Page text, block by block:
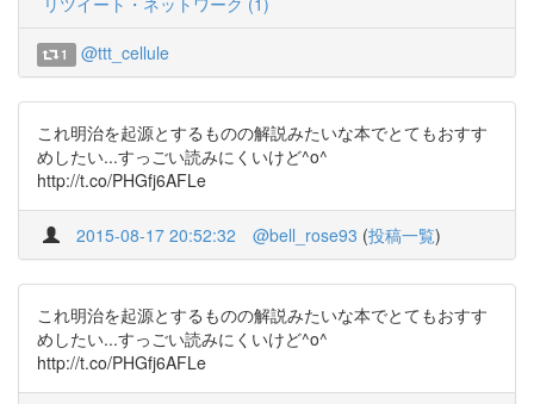
1 @ttt_cellule
これ明治を起源とするものの解説みたいな本でとてもおすす
めしたい...すっごい読みにくいけど^o^
http://t.co/PHGfj6AFLe
2015-08-17 20:52:32 @bell_rose93 (投稿一覧)
これ明治を起源とするものの解説みたいな本でとてもおすす
めしたい...すっごい読みにくいけど^o^
http://t.co/PHGfj6AFLe